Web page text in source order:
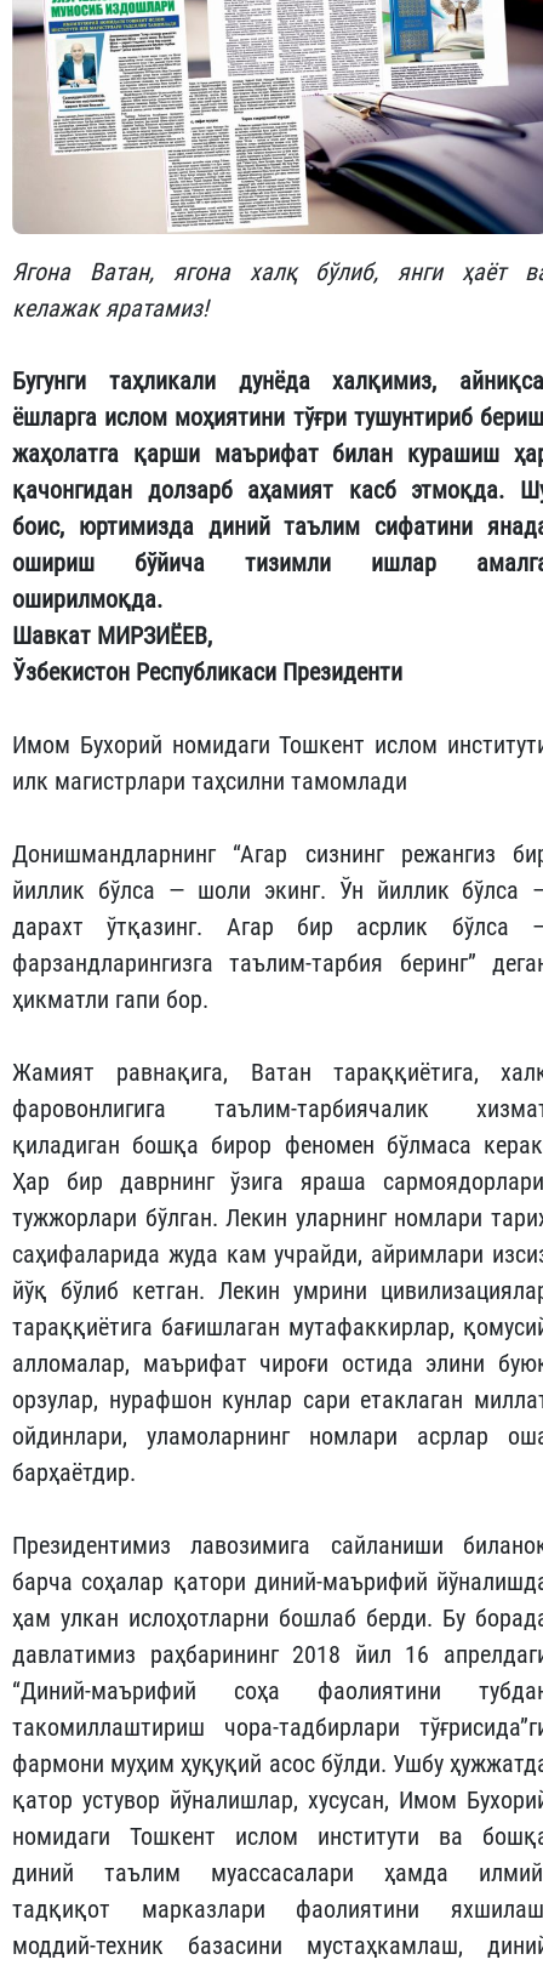
Ягона Ватан, ягона халқ бўлиб, янги ҳаёт
келажак яратамиз!
Бугунги таҳликали дунёда халқимиз,
ёшларга ислом моҳиятини тўғри тушунтириб
жаҳолатга қарши маърифат билан курашиш
қачонгидан долзарб аҳамият касб этмоқда.
боис, юртимизда диний таълим сифатини
ошириш бўйича тизимли ишлар
оширилмоқда.
Шавкат МИРЗИЁЕВ,
Ўзбекистон Республикаси Президенти
Имом Бухорий номидаги Тошкент ислом
илк магистрлари таҳсилни тамомлади
Донишмандларнинг “Агар сизнинг режангиз
йиллик бўлса — шоли экинг. Ўн йиллик бўлса
дарахт ўтқазинг. Агар бир асрлик бўлса
фарзандларингизга таълим-тарбия беринг”
ҳикматли гапи бор.
Жамият равнақига, Ватан тараққиётига,
фаровонлигига таълим-тарбиячалик
қиладиган бошқа бирор феномен бўлмаса
Ҳар бир даврнинг ўзига яраша
тужжорлари бўлган. Лекин уларнинг номлари
саҳифаларида жуда кам учрайди, айримлари
йўқ бўлиб кетган. Лекин умрини
тараққиётига бағишлаган мутафаккирлар,
алломалар, маърифат чироғи остида элини
орзулар, нурафшон кунлар сари етаклаган
ойдинлари, уламоларнинг номлари асрлар
барҳаётдир.
Президентимиз лавозимига сайланиши
барча соҳалар қатори диний-маърифий
ҳам улкан ислоҳотларни бошлаб берди. Бу
давлатимиз раҳбарининг 2018 йил 16
“Диний-маърифий соҳа фаолиятини
такомиллаштириш чора-тадбирлари
фармони муҳим ҳуқуқий асос бўлди. Ушбу
қатор устувор йўналишлар, хусусан, Имом
номидаги Тошкент ислом институти ва
диний таълим муассасалари ҳамда
тадқиқот марказлари фаолиятини
моддий-техник базасини мустаҳкамлаш,